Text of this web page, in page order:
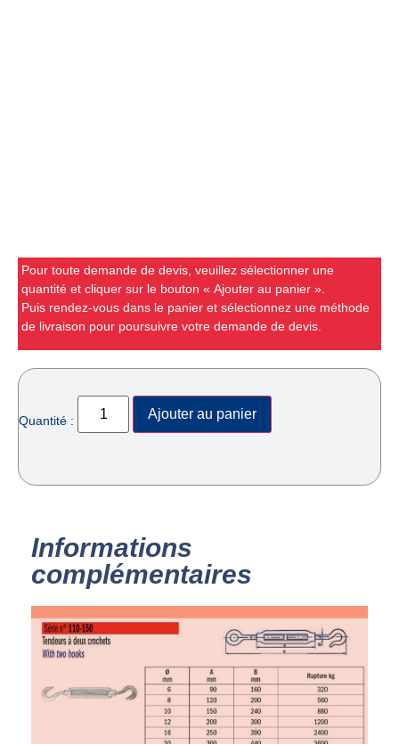
Pour toute demande de devis, veuillez sélectionner une
quantité et cliquer sur le bouton « Ajouter au panier ».
Puis rendez-vous dans le panier et sélectionnez une méthode
de livraison pour poursuivre votre demande de devis.
Quantité : Ajouter au panier
Informations
complémentaires